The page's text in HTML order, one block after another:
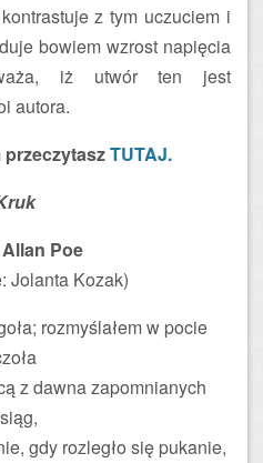
z tym uczuciem i
bowiem wzrost napięcia
iż utwór ten jest
autora.
przeczytaszTUTAJ.
Poe
Jolanta Kozak)
rozmyślałem w pocie
z dawna zapomnianych
gdy rozległo się pukanie,